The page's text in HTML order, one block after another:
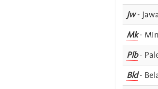
Jw-
Mk-
Plb-
Bld-